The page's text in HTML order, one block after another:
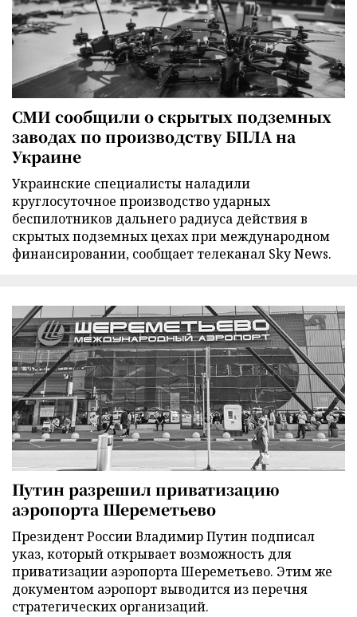
СМИ сообщили о скрытых подземных
заводах по производству БПЛА на
Украине
Украинские специалисты наладили
круглосуточное производство ударных
беспилотников дальнего радиуса действия в
скрытых подземных цехах при международном
финансировании, сообщает телеканал Sky News.
Путин разрешил приватизацию
аэропорта Шереметьево
Президент России Владимир Путин подписал
указ, который открывает возможность для
приватизации аэропорта Шереметьево. Этим же
документом аэропорт выводится из перечня
стратегических организаций.